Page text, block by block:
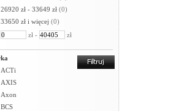
26920 zł - 33649 zł (0)
33650 zł i więcej (0)
zł -
zł
ACTi
AXIS
Axon
BCS